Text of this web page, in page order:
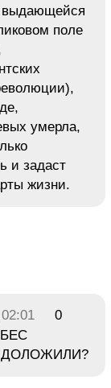
выдающейся
поле
умерла,
и задаст
жизни.
0